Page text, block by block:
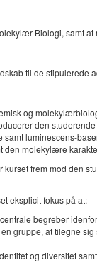
Biologi, samt
til de
og
den
luminescens-
den molekylære
frem mod den
eksplicit fokus på at:
begreber
gruppe, at tilegne
og diversitet